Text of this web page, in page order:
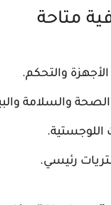
متاحة
والتحكم.
والسلامة
اللوجستية.
رئيسي.